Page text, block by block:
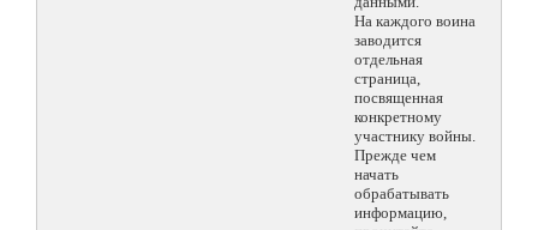
На каждого воина
заводится
отдельная
страница,
посвященная
конкретному
участнику войны.
Прежде чем
начать
обрабатывать
информацию,